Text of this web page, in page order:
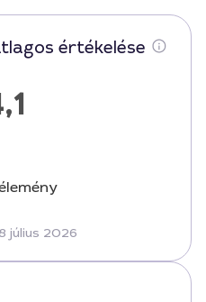
értékelése
július 2026